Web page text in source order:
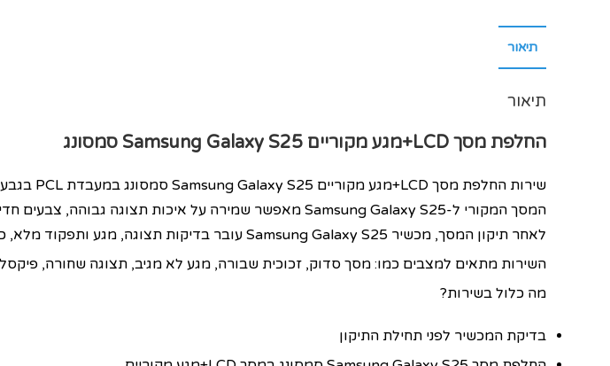
תיאור
תיאור
החלפת מסך LCD+מגע מקוריים Samsung Galaxy S25 סמסונג
שירות החלפת מסך LCD+מגע מקוריים Samsung Galaxy S25 סמסונג במעבדת PCL בגבעתיים מתבצע על ידי טכנאים מנוסים ובשימוש במסך מקורי המתאים לדגם.
המסך המקורי ל-Samsung Galaxy S25 מאפשר שמירה על איכות תצוגה גבוהה, צבעים חדים ותגובה מדויקת למגע, כך שהמכשיר מרגיש ונראה כמו חדש גם לאחר התיקון.
לאחר תיקון המסך, מכשיר Samsung Galaxy S25 עובר בדיקות תצוגה, מגע ותפקוד מלא, כדי לוודא שהכל עובד בצורה תקינה ובטוחה.
השירות מתאים למצבים כמו: מסך סדוק, זכוכית שבורה, מגע לא מגיב, תצוגה שחורה,
מה כלול בשירות?
בדיקת המכשיר לפני תחילת התיקון